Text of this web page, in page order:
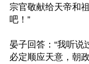
宗官敬献给天帝和
吧！”
晏子回答：“我听说
必定顺应天意，朝